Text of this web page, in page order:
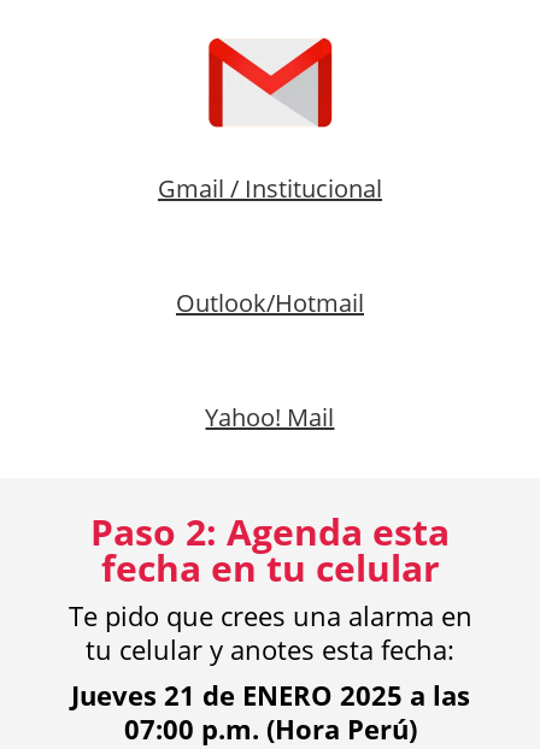
Gmail / Institucional
Outlook/Hotmail
Yahoo! Mail
Paso 2: Agenda esta
fecha en tu celular
Te pido que crees una alarma en
tu celular y anotes esta fecha:
Jueves 21 de ENERO 2025 a las
07:00 p.m. (Hora Perú)